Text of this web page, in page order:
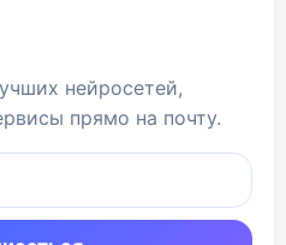
нейросетей,
прямо на почту.